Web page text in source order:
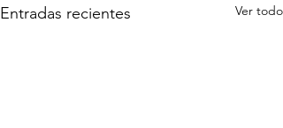
Entradas recientes Ver todo